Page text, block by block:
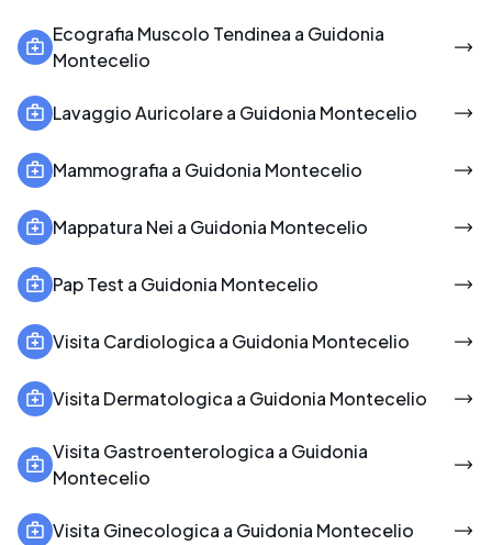
Ecografia Muscolo Tendinea a Guidonia
Montecelio
Lavaggio Auricolare a Guidonia Montecelio
Mammografia a Guidonia Montecelio
Mappatura Nei a Guidonia Montecelio
Pap Test a Guidonia Montecelio
Visita Cardiologica a Guidonia Montecelio
Visita Dermatologica a Guidonia Montecelio
Visita Gastroenterologica a Guidonia
Montecelio
Visita Ginecologica a Guidonia Montecelio